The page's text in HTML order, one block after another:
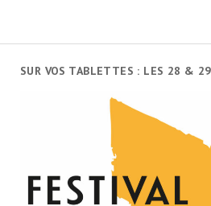
SUR VOS TABLETTES : LES 28 &